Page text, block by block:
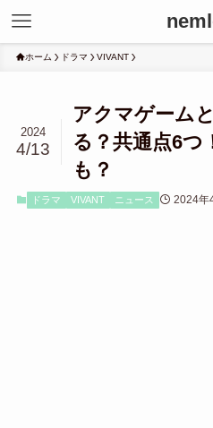
ホーム ドラマ VIVANT
アクマゲーム
る？共通点6つ
も？
2024
4/13
ドラマ VIVANT ニュース 2024年